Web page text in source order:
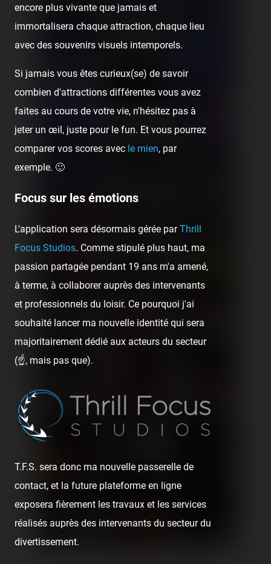
encore plus vivante que jamais et
immortalisera chaque attraction, chaque lieu
avec des souvenirs visuels intemporels.
Si jamais vous êtes curieux(se) de savoir
combien d'attractions différentes vous avez
faites au cours de votre vie, n'hésitez pas à
jeter un œil, juste pour le fun. Et vous pourrez
comparer vos scores avec le mien, par
exemple. 🙂
Focus sur les émotions
L'application sera désormais gérée parThrill
Focus Studios. Comme stipulé plus haut, ma
passion partagée pendant 19 ans m'a amené,
à terme, à collaborer auprès des intervenants
et professionnels du loisir. Ce pourquoi j'ai
souhaité lancer ma nouvelle identité qui sera
majoritairement dédié aux acteurs du secteur
(☝️, mais pas que).
T.F.S. sera donc ma nouvelle passerelle de
contact, et la future plateforme en ligne
exposera fièrement les travaux et les services
réalisés auprès des intervenants du secteur du
divertissement.